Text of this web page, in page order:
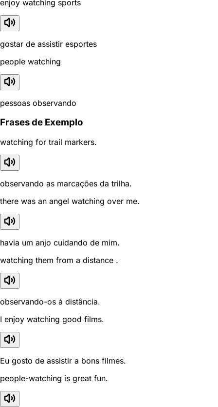
enjoy watching sports
gostar de assistir esportes
people watching
pessoas observando
Frases de Exemplo
watching for trail markers.
observando as marcações da trilha.
there was an angel watching over me.
havia um anjo cuidando de mim.
watching them from a distance .
observando-os à distância.
I enjoy watching good films.
Eu gosto de assistir a bons filmes.
people-watching is great fun.